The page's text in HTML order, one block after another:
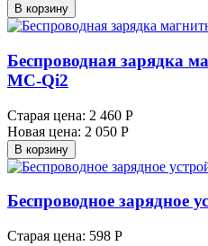
В корзину
Беспроводная зарядка
MC-Qi2
Старая цена: 2 460 Р
Новая цена: 2 050 Р
В корзину
Беспроводное зарядное
Старая цена: 598 Р